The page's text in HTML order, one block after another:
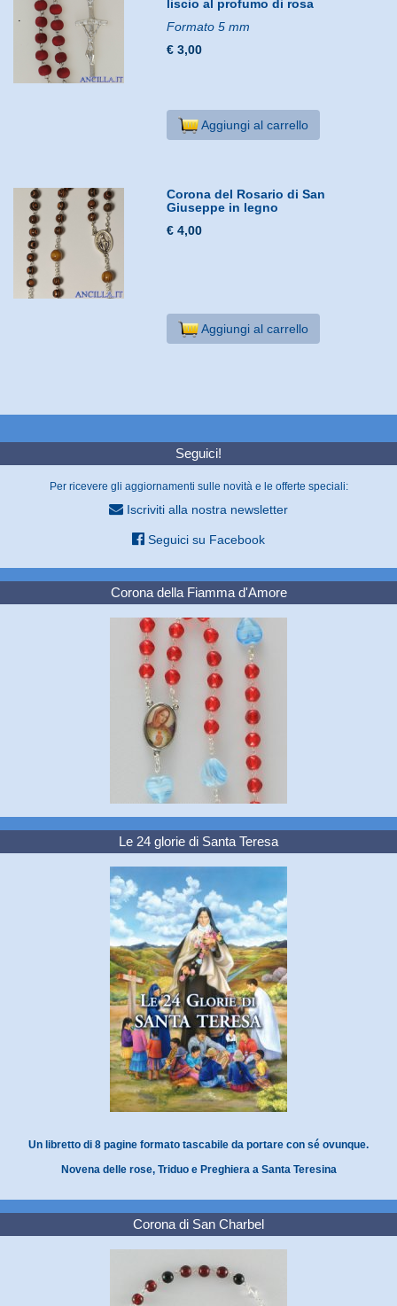
liscio al profumo di rosa
Formato 5 mm
€ 3,00
Aggiungi al carrello
Corona del Rosario di San
Giuseppe in legno
€ 4,00
Aggiungi al carrello
Seguici!
Per ricevere gli aggiornamenti sulle novità e le offerte speciali:
Iscriviti alla nostra newsletter
Seguici su Facebook
Corona della Fiamma d'Amore
Le 24 glorie di Santa Teresa
Un libretto di 8 pagine formato tascabile da portare con sé ovunque.
Novena delle rose, Triduo e Preghiera a Santa Teresina
Corona di San Charbel